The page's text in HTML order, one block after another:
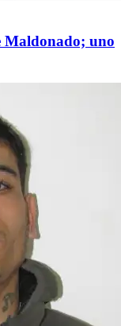
Maldonado; uno